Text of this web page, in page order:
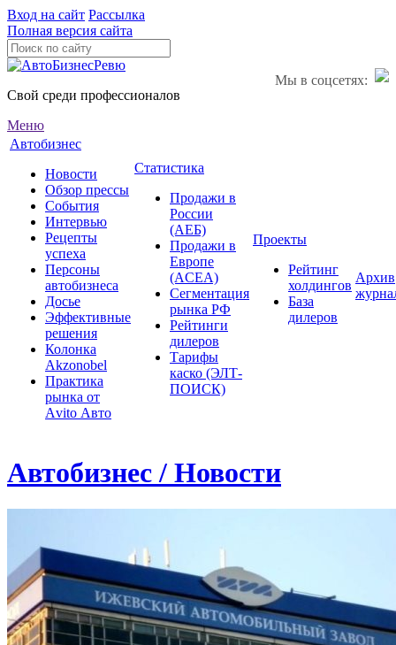
Вход на сайт Рассылка
Полная версия сайта
Мы в соцсетях:
Свой среди профессионалов
Меню
Автобизнес
Новости
Обзор прессы
События
Интервью
Рецепты
успеха
Персоны
автобизнеса
Досье
Эффективные
решения
Колонка
Akzonobel
Практика
рынка от
Аvito Авто
Статистика
Продажи в
России
(АЕБ)
Продажи в
Европе
(ACEA)
Сегментация
рынка РФ
Рейтинги
дилеров
Тарифы
каско (ЭЛТ-
ПОИСК)
Проекты
Рейтинг
холдингов
База
дилеров
Архив
Автобизнес / Новости